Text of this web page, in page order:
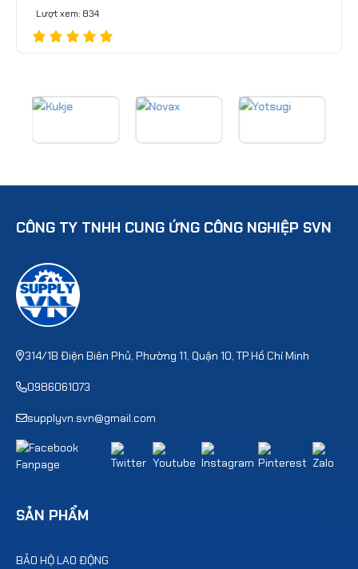
Lượt xem: 834
CÔNG TY TNHH CUNG ỨNG CÔNG NGHIỆP SVN
314/1B Điện Biên Phủ, Phường 11, Quận 10, TP.Hồ Chí Minh
0986061073
supplyvn.svn@gmail.com
SẢN PHẨM
BẢO HỘ LAO ĐỘNG